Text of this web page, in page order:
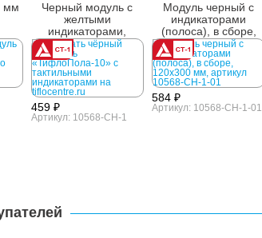
мм
Черный модуль с
желтыми
индикаторами,
120x300 мм
459 ₽
Артикул: 10568-CH-1
Модуль черный с
индикаторами
(полоса), в сборе,
120x300 мм
584 ₽
Артикул: 10568-CH-1-01